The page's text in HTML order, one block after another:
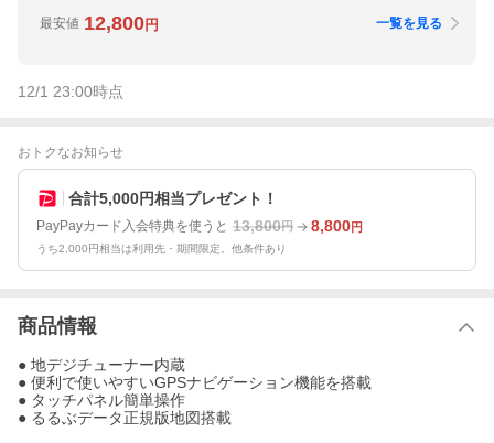
最安値 12,800円 一覧を見る
12/1 23:00時点
おトクなお知らせ
合計5,000円相当プレゼント！
PayPayカード入会特典を使うと 13,800円 8,800円
うち2,000円相当は利用先・期間限定。他条件あり
商品情報
● 地デジチューナー内蔵
● 便利で使いやすいGPSナビゲーション機能を搭載
● タッチパネル簡単操作
● るるぶデータ正規版地図搭載